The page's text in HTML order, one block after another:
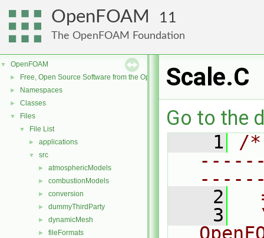
OpenFOAM 11
The OpenFOAM Foundation
▼ OpenFOAM
► Free, Open Source Software from the OpenFOAM Foundation
► Namespaces
► Classes
▼ Files
▼ File List
► applications
▼ src
► atmosphericModels
► combustionModels
► conversion
► dummyThirdParty
► dynamicMesh
► fileFormats
Scale.C
Go to the
    1
/
    2
    3